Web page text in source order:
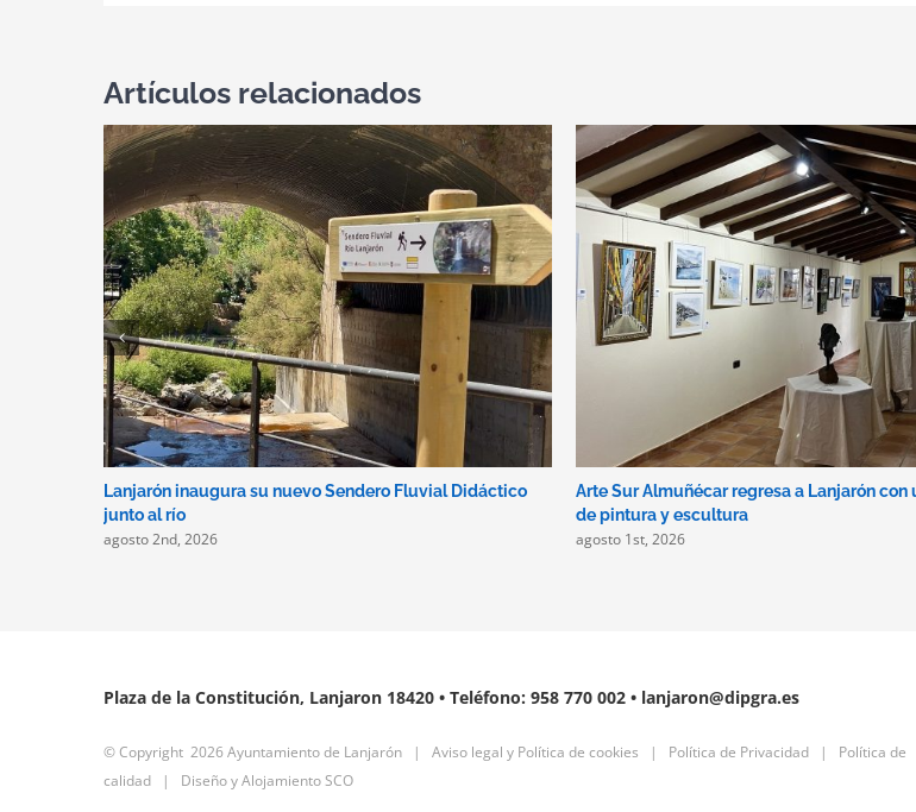
Artículos relacionados
Lanjarón inaugura su nuevo Sendero Fluvial Didáctico
junto al río
agosto 2nd, 2026
Arte Sur Almuñécar regresa a Lanjarón con
de pintura y escultura
agosto 1st, 2026
Plaza de la Constitución, Lanjaron 18420 • Teléfono: 958 770 002 • lanjaron@dipgra.es
© Copyright 2026 Ayuntamiento de Lanjarón | Aviso legal y Política de cookies | Política de Privacidad | Política de
calidad | Diseño y Alojamiento SCO